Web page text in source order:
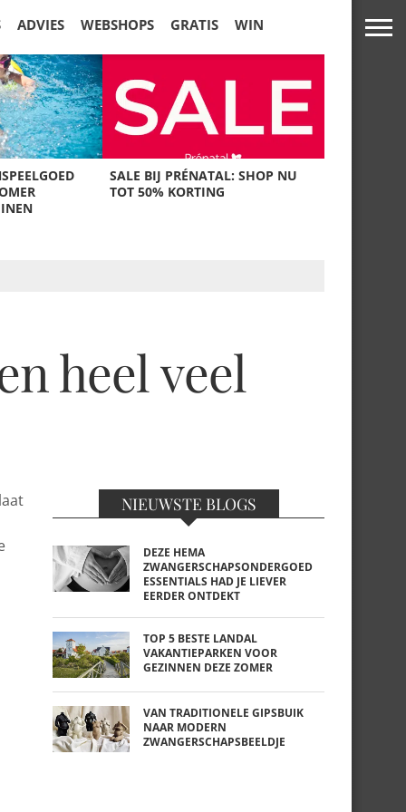
ADVIES WEBSHOPS GRATIS WIN
SALE BIJ PRÉNATAL: SHOP NU
TOT 50% KORTING
heel veel
NIEUWSTE BLOGS
DEZE HEMA
ZWANGERSCHAPSONDERGOED
ESSENTIALS HAD JE LIEVER
EERDER ONTDEKT
TOP 5 BESTE LANDAL
VAKANTIEPARKEN VOOR
GEZINNEN DEZE ZOMER
VAN TRADITIONELE GIPSBUIK
NAAR MODERN
ZWANGERSCHAPSBEELDJE